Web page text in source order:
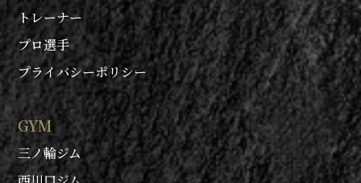
トレーナー
プロ選手
プライバシーポリシー
GYM
三ノ輪ジム